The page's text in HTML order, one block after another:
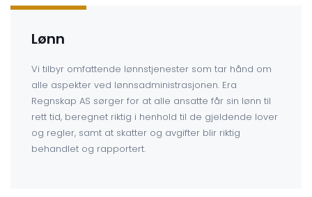
Lønn
Vi tilbyr omfattende lønnstjenester som tar hånd om
alle aspekter ved lønnsadministrasjonen. Era
Regnskap AS sørger for at alle ansatte får sin lønn til
rett tid, beregnet riktig i henhold til de gjeldende lover
og regler, samt at skatter og avgifter blir riktig
behandlet og rapportert.